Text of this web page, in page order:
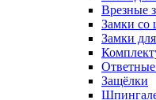
Врезные
Замки со
Замки
Защёлки